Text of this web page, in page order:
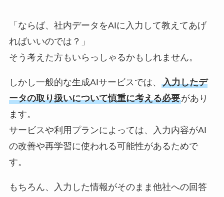
「ならば、社内データをAIに入力して教えてあげ
ればいいのでは？」
そう考えた方もいらっしゃるかもしれません。
しかし一般的な生成AIサービスでは、 入力したデ
ータの取り扱いについて慎重に考える必要があり
ます。
サービスや利用プランによっては、入力内容がAI
の改善や再学習に使われる可能性があるためで
す。
もちろん、入力した情報がそのまま他社への回答